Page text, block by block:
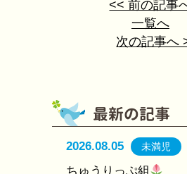
<< 前の記事
一覧へ
次の記事へ
2026.08.05 未満児
ちゅうりっぷ組